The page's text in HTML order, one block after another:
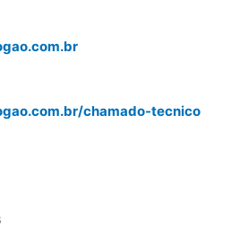
chamado-tecnico